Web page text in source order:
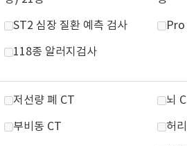
ST2 심장 질환 예측 검사 Pro
118종 알러지검사
저선량 폐 CT 뇌
부비동 CT 허